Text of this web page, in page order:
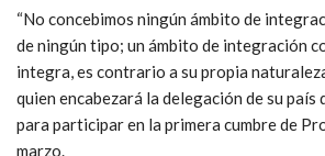
“No concebimos ningún ámbito de
de ningún tipo; un ámbito de integración
integra, es contrario a su propia
quien encabezará la delegación de su país
para participar en la primera cumbre de
marzo.